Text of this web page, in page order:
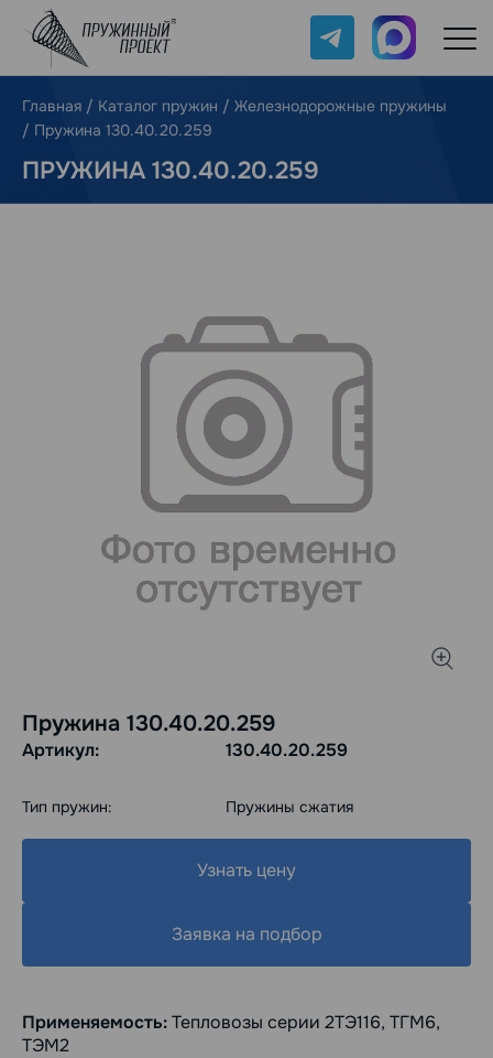
Telegram Max
Главная / Каталог пружин / Железнодорожные пружины
/ Пружина 130.40.20.259
ПРУЖИНА 130.40.20.259
Пружина 130.40.20.259
Артикул: 130.40.20.259
Тип пружин: Пружины сжатия
Узнать цену
Заявка на подбор
Применяемость:Тепловозы серии 2ТЭ116, ТГМ6,
ТЭМ2